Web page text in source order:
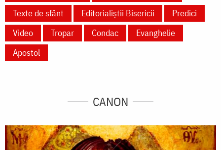
Texte de sfânt
Editorialiștii Bisericii
Predici
Video
Tropar Condac
Evanghelie
Apostol
CANON